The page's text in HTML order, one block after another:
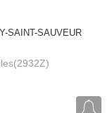
SAINT-SAUVEUR